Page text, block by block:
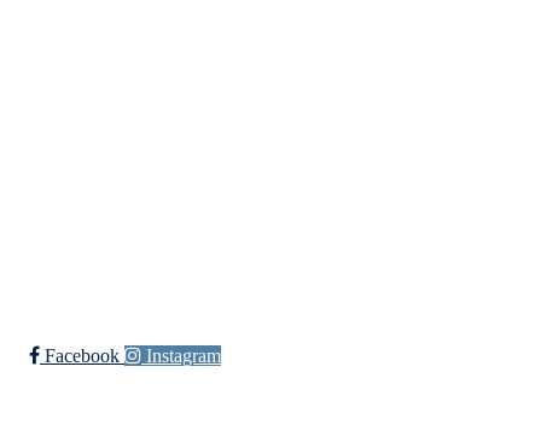
Facebook Instagram